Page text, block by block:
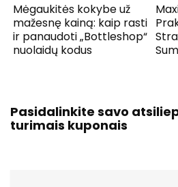
Mėgaukitės kokybe už
mažesnę kainą: kaip rasti
ir panaudoti „Bottleshop“
nuolaidų kodus
Pasidalinkite savo
turimais kuponais